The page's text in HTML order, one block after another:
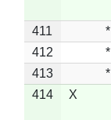
411 *
412
*
413
*
414
X